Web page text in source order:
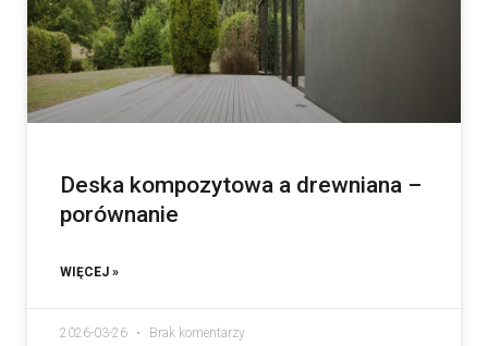
Deska kompozytowa a drewniana –
porównanie
WIĘCEJ »
2026-03-26 Brak komentarzy